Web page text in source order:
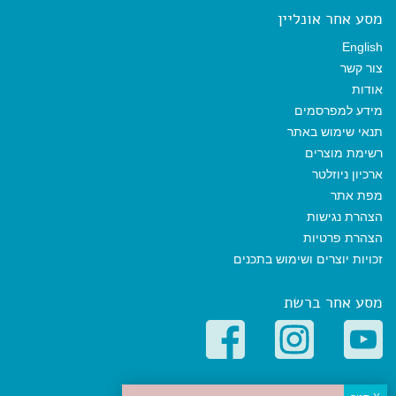
מסע אחר אונליין
English
צור קשר
אודות
מידע למפרסמים
תנאי שימוש באתר
רשימת מוצרים
ארכיון ניוזלטר
מפת אתר
הצהרת נגישות
הצהרת פרטיות
זכויות יוצרים ושימוש בתכנים
מסע אחר ברשת